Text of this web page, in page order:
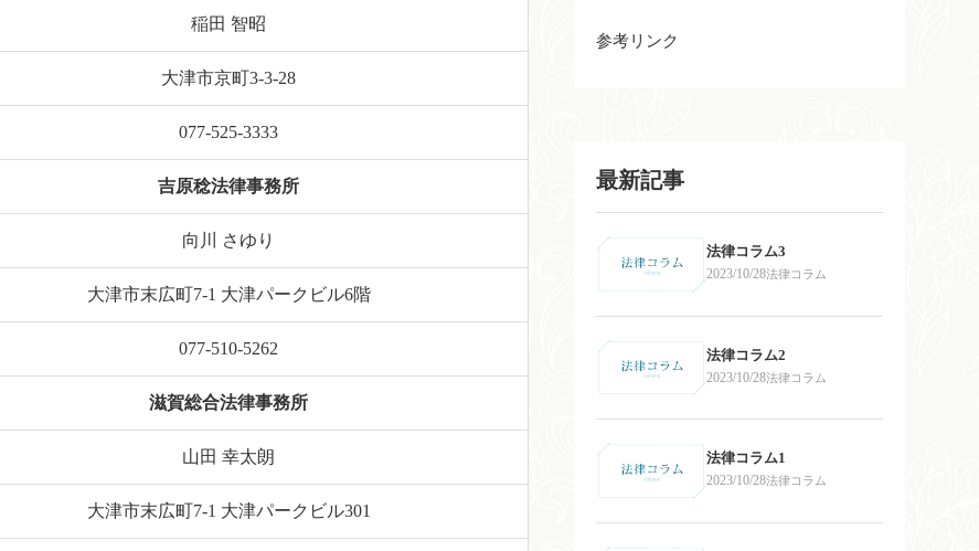
稲田 智昭
大津市京町3-3-28
077-525-3333
吉原稔法律事務所
向川 さゆり
大津市末広町7-1 大津パークビル6階
077-510-5262
滋賀総合法律事務所
山田 幸太朗
大津市末広町7-1 大津パークビル301
参考リンク
最新記事
法律コラム3
2023/10/28法律コラム
法律コラム2
2023/10/28法律コラム
法律コラム1
2023/10/28法律コラム